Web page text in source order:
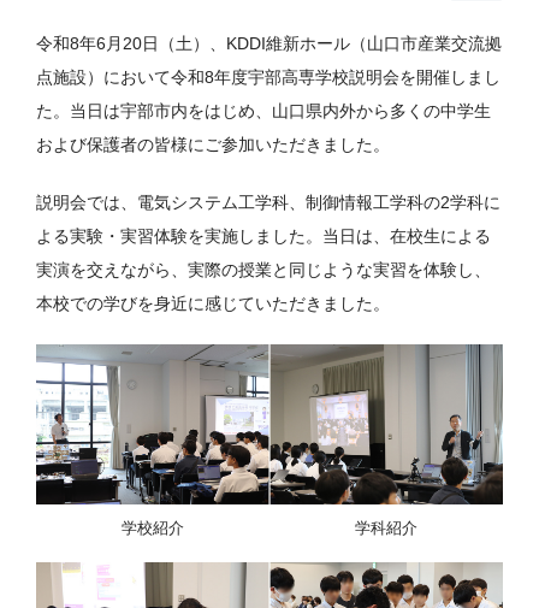
令和8年6月20日（土）、KDDI維新ホール（山口市産業交流拠
点施設）において令和8年度宇部高専学校説明会を開催しまし
た。当日は宇部市内をはじめ、山口県内外から多くの中学生
および保護者の皆様にご参加いただきました。
説明会では、電気システム工学科、制御情報工学科の2学科に
よる実験・実習体験を実施しました。当日は、在校生による
実演を交えながら、実際の授業と同じような実習を体験し、
本校での学びを身近に感じていただきました。
学校紹介 学科紹介